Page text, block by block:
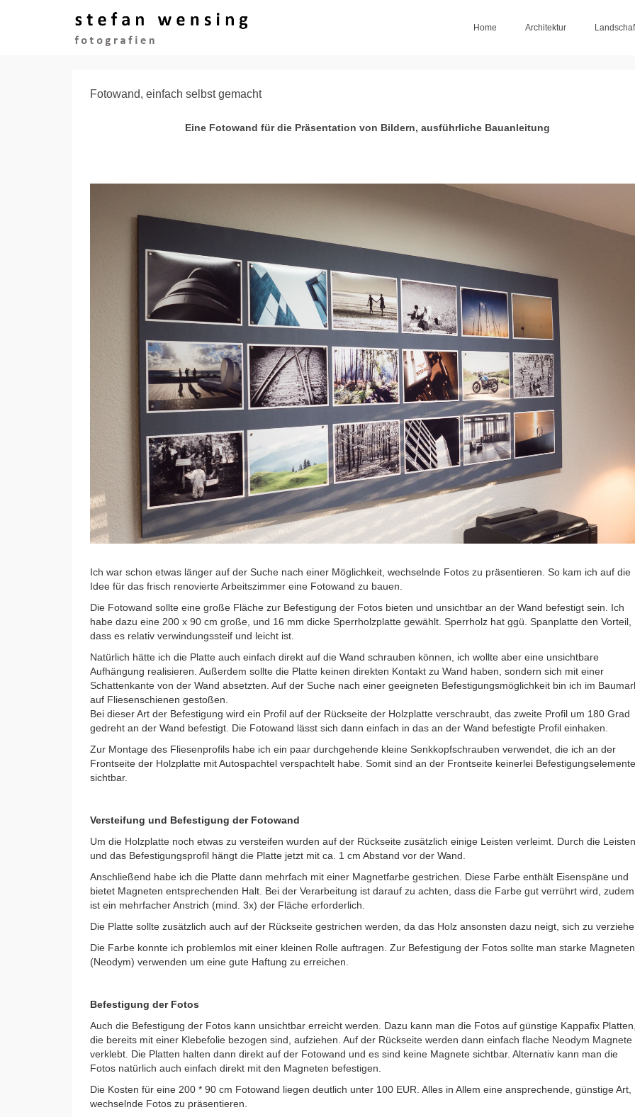
Home Architektur
Fotowand, einfach selbst gemacht
Eine Fotowand für die Präsentation von Bildern, ausführliche Bauanleitung
Ich war schon etwas länger auf der Suche nach einer Möglichkeit, wechselnde Fotos zu präsentieren. So kam ich auf die
Idee für das frisch renovierte Arbeitszimmer eine Fotowand zu bauen.
Die Fotowand sollte eine große Fläche zur Befestigung der Fotos bieten und unsichtbar an der Wand befestigt sein. Ich
habe dazu eine 200 x 90 cm große, und 16 mm dicke Sperrholzplatte gewählt. Sperrholz hat ggü. Spanplatte den Vorteil,
dass es relativ verwindungssteif und leicht ist.
Natürlich hätte ich die Platte auch einfach direkt auf die Wand schrauben können, ich wollte aber eine unsichtbare
Aufhängung realisieren. Außerdem sollte die Platte keinen direkten Kontakt zu Wand haben, sondern sich mit einer
Schattenkante von der Wand absetzten. Auf der Suche nach einer geeigneten Befestigungsmöglichkeit bin ich im
auf Fliesenschienen gestoßen.
Bei dieser Art der Befestigung wird ein Profil auf der Rückseite der Holzplatte verschraubt, das zweite Profil um 180 Grad
gedreht an der Wand befestigt. Die Fotowand lässt sich dann einfach in das an der Wand befestigte Profil einhaken.
Zur Montage des Fliesenprofils habe ich ein paar durchgehende kleine Senkkopfschrauben verwendet, die ich an der
Frontseite der Holzplatte mit Autospachtel verspachtelt habe. Somit sind an der Frontseite keinerlei Befestigungselemente
sichtbar.
Versteifung und Befestigung der Fotowand
Um die Holzplatte noch etwas zu versteifen wurden auf der Rückseite zusätzlich einige Leisten verleimt. Durch die Leisten
und das Befestigungsprofil hängt die Platte jetzt mit ca. 1 cm Abstand vor der Wand.
Anschließend habe ich die Platte dann mehrfach mit einer Magnetfarbe gestrichen. Diese Farbe enthält Eisenspäne und
bietet Magneten entsprechenden Halt. Bei der Verarbeitung ist darauf zu achten, dass die Farbe gut verrührt wird, zudem
ist ein mehrfacher Anstrich (mind. 3x) der Fläche erforderlich.
Die Platte sollte zusätzlich auch auf der Rückseite gestrichen werden, da das Holz ansonsten dazu neigt, sich zu
Die Farbe konnte ich problemlos mit einer kleinen Rolle auftragen. Zur Befestigung der Fotos sollte man starke Magneten
(Neodym) verwenden um eine gute Haftung zu erreichen.
Befestigung der Fotos
Auch die Befestigung der Fotos kann unsichtbar erreicht werden. Dazu kann man die Fotos auf günstige Kappafix
die bereits mit einer Klebefolie bezogen sind, aufziehen. Auf der Rückseite werden dann einfach flache Neodym Magnete
verklebt. Die Platten halten dann direkt auf der Fotowand und es sind keine Magnete sichtbar. Alternativ kann man die
Fotos natürlich auch einfach direkt mit den Magneten befestigen.
Die Kosten für eine 200 * 90 cm Fotowand liegen deutlich unter 100 EUR. Alles in Allem eine ansprechende, günstige Art,
wechselnde Fotos zu präsentieren.